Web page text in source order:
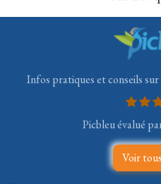
Infos pratiques et conseils
Picbleu évalué
Voir